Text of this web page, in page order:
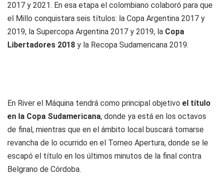
2017 y 2021. En esa etapa el colombiano colaboró para que
el Millo conquistara seis títulos: la Copa Argentina 2017 y
2019, la Supercopa Argentina 2017 y 2019, la Copa
Libertadores 2018 y la Recopa Sudamericana 2019.
En River el Máquina tendrá como principal objetivo el título
en la Copa Sudamericana, donde ya está en los octavos
de final, mientras que en el ámbito local buscará tomarse
revancha de lo ocurrido en el Torneo Apertura, donde se le
escapó el título en los últimos minutos de la final contra
Belgrano de Córdoba.